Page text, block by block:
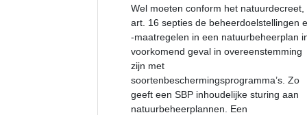
Wel moeten conform het natuurdecreet,
art. 16 septies de beheerdoelstellingen
-maatregelen in een natuurbeheerplan
voorkomend geval in overeenstemming
zijn met
soortenbeschermingsprogramma’s. Zo
geeft een SBP inhoudelijke sturing aan
natuurbeheerplannen. Een